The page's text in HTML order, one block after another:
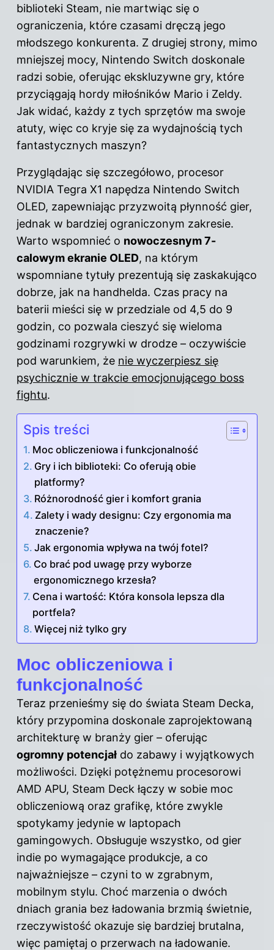
biblioteki Steam, nie martwiąc się o
ograniczenia, które czasami dręczą jego
młodszego konkurenta. Z drugiej strony, mimo
mniejszej mocy, Nintendo Switch doskonale
radzi sobie, oferując ekskluzywne gry, które
przyciągają hordy miłośników Mario i Zeldy.
Jak widać, każdy z tych sprzętów ma swoje
atuty, więc co kryje się za wydajnością tych
fantastycznych maszyn?
Przyglądając się szczegółowo, procesor
NVIDIA Tegra X1 napędza Nintendo Switch
OLED, zapewniając przyzwoitą płynność gier,
jednak w bardziej ograniczonym zakresie.
Warto wspomnieć o nowoczesnym 7-
calowym ekranie OLED, na którym
wspomniane tytuły prezentują się zaskakująco
dobrze, jak na handhelda. Czas pracy na
baterii mieści się w przedziale od 4,5 do 9
godzin, co pozwala cieszyć się wieloma
godzinami rozgrywki w drodze – oczywiście
pod warunkiem, że nie wyczerpiesz się
psychicznie w trakcie emocjonującego boss
fightu.
Spis treści
Moc obliczeniowa i funkcjonalność
Gry i ich biblioteki: Co oferują obie
platformy?
Różnorodność gier i komfort grania
Zalety i wady designu: Czy ergonomia ma
znaczenie?
Jak ergonomia wpływa na twój fotel?
Co brać pod uwagę przy wyborze
ergonomicznego krzesła?
Cena i wartość: Która konsola lepsza dla
portfela?
Więcej niż tylko gry
Moc obliczeniowa i
funkcjonalność
Teraz przenieśmy się do świata Steam Decka,
który przypomina doskonale zaprojektowaną
architekturę w branży gier – oferując
ogromny potencjał do zabawy i wyjątkowych
możliwości. Dzięki potężnemu procesorowi
AMD APU, Steam Deck łączy w sobie moc
obliczeniową oraz grafikę, które zwykle
spotykamy jedynie w laptopach
gamingowych. Obsługuje wszystko, od gier
indie po wymagające produkcje, a co
najważniejsze – czyni to w zgrabnym,
mobilnym stylu. Choć marzenia o dwóch
dniach grania bez ładowania brzmią świetnie,
rzeczywistość okazuje się bardziej brutalna,
więc pamiętaj o przerwach na ładowanie.